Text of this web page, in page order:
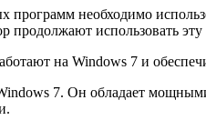
необходимо
продолжают использовать
на Windows 7 и
7. Он обладает